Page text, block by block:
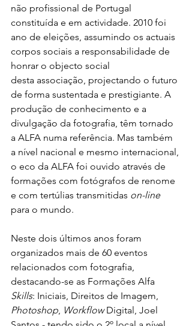
não profissional de Portugal
constituída e em actividade. 2010 foi
ano de eleições, assumindo os actuais
corpos sociais a responsabilidade de
honrar o objecto social
desta associação, projectando o futuro
de forma sustentada e prestigiante. A
produção de conhecimento e a
divulgação da fotografia, têm tornado
a ALFA numa referência. Mas também
a nível nacional e mesmo internacional,
o eco da ALFA foi ouvido através de
formações com fotógrafos de renome
e com tertúlias transmitidas on-line
para o mundo.
Neste dois últimos anos foram
organizados mais de 60 eventos
relacionados com fotografia,
destacando-se as Formações Alfa
Skills: Iniciais, Direitos de Imagem,
Photoshop, Workflow Digital, Joel